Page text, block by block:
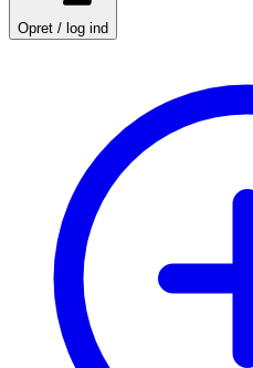
Opret / log ind